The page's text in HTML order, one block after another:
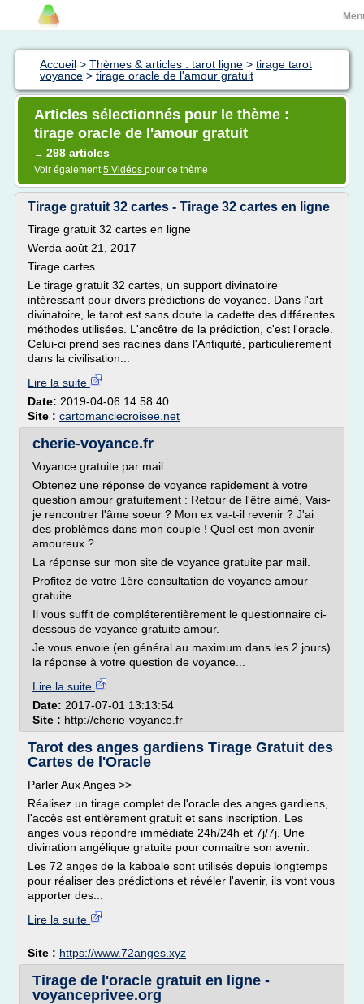
Accueil > Thèmes & articles : tarot ligne > tirage tarot
voyance > tirage oracle de l'amour gratuit
Articles sélectionnés pour le thème :
tirage oracle de l'amour gratuit
→ 298 articles
Voir également5 Vidéos pour ce thème
Tirage gratuit 32 cartes - Tirage 32 cartes en ligne
Tirage gratuit 32 cartes en ligne
Werda août 21, 2017
Tirage cartes
Le tirage gratuit 32 cartes, un support divinatoire
intéressant pour divers prédictions de voyance. Dans l'art
divinatoire, le tarot est sans doute la cadette des différentes
méthodes utilisées. L'ancêtre de la prédiction, c'est l'oracle.
Celui-ci prend ses racines dans l'Antiquité, particulièrement
dans la civilisation...
Lire la suite
Date: 2019-04-06 14:58:40
Site : cartomanciecroisee.net
cherie-voyance.fr
Voyance gratuite par mail
Obtenez une réponse de voyance rapidement à votre
question amour gratuitement : Retour de l'être aimé, Vais-
je rencontrer l'âme soeur ? Mon ex va-t-il revenir ? J'ai
des problèmes dans mon couple ! Quel est mon avenir
amoureux ?
La réponse sur mon site de voyance gratuite par mail.
Profitez de votre 1ère consultation de voyance amour
gratuite.
Il vous suffit de compléterentièrement le questionnaire ci-
dessous de voyance gratuite amour.
Je vous envoie (en général au maximum dans les 2 jours)
la réponse à votre question de voyance...
Lire la suite
Date: 2017-07-01 13:13:54
Site : http://cherie-voyance.fr
Tarot des anges gardiens Tirage Gratuit des
Cartes de l'Oracle
Parler Aux Anges >>
Réalisez un tirage complet de l'oracle des anges gardiens,
l'accès est entièrement gratuit et sans inscription. Les
anges vous répondre immédiate 24h/24h et 7j/7j. Une
divination angélique gratuite pour connaitre son avenir.
Les 72 anges de la kabbale sont utilisés depuis longtemps
pour réaliser des prédictions et révéler l'avenir, ils vont vous
apporter des...
Lire la suite
Site : https://www.72anges.xyz
Tirage de l'oracle gratuit en ligne -
voyanceprivee.org